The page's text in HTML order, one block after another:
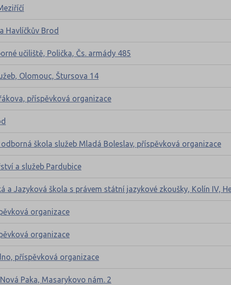
Havlíčkův Brod
učiliště, Polička, Čs. armády 485
Olomouc, Štursova 14
příspěvková organizace
škola služeb Mladá Boleslav, příspěvková organizace
a služeb Pardubice
a Jazyková škola s právem státní jazykové zkoušky, Kolín IV,
organizace
organizace
příspěvková organizace
Paka, Masarykovo nám. 2